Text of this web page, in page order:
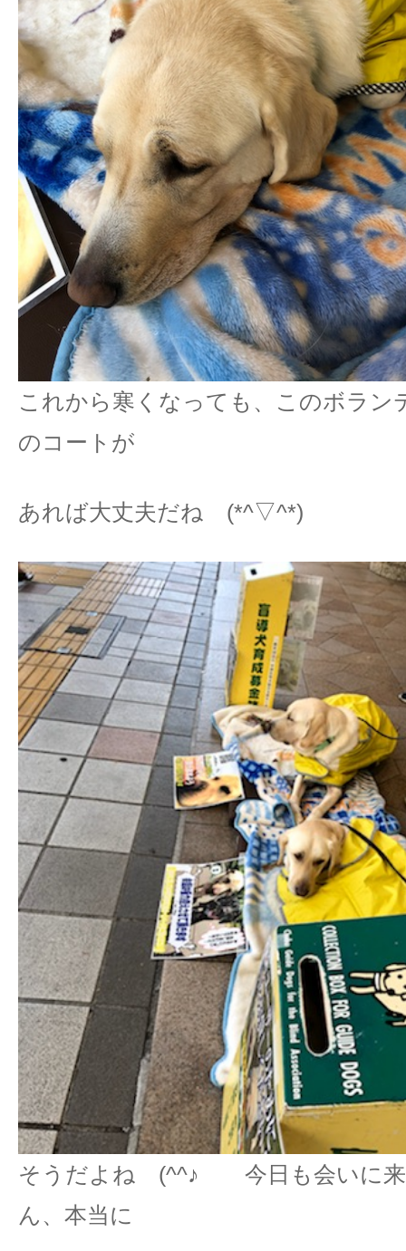
これから寒くなっても、このボラン
のコートが
あれば大丈夫だね (*^▽^*)
そうだよね (^^♪ 今日も会いに来
ん、本当に